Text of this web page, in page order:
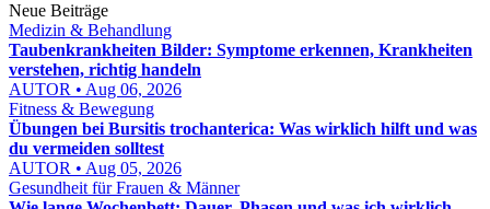
Neue Beiträge
Medizin & Behandlung
Taubenkrankheiten Bilder: Symptome erkennen, Krankheiten
verstehen, richtig handeln
AUTOR • Aug 06, 2026
Fitness & Bewegung
Übungen bei Bursitis trochanterica: Was wirklich hilft und was
du vermeiden solltest
AUTOR • Aug 05, 2026
Gesundheit für Frauen & Männer